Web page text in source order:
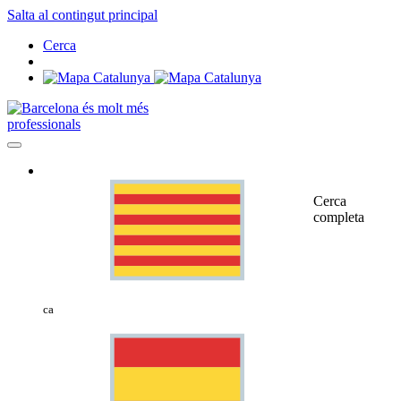
Salta al contingut principal
Cerca
professionals
ca
Cerca
completa